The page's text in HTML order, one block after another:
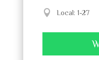
Local: 1-27